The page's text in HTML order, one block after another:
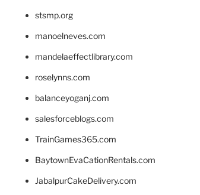
stsmp.org
manoelneves.com
mandelaeffectlibrary.com
roselynns.com
balanceyoganj.com
salesforceblogs.com
TrainGames365.com
BaytownEvaCationRentals.com
JabalpurCakeDelivery.com